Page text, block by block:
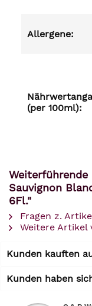
Allergene:
(per 100ml):
Weiterführende
Sauvignon
6Fl."
Fragen z.
Weitere Artikel
Kunden kauften
Kunden haben